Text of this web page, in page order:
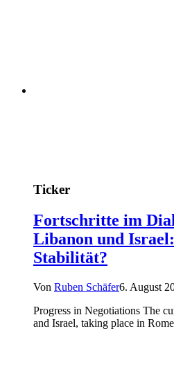
Ticker
Fortschritte im
Libanon und
Stabilität?
Von Ruben Schäfer6. August
Progress in Negotiations The
and Israel, taking place in